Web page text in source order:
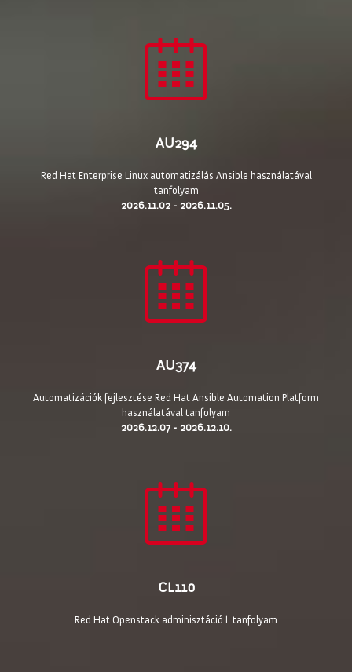
AU294
Red Hat Enterprise Linux automatizálás Ansible használatával
tanfolyam
2026.11.02 - 2026.11.05.
AU374
Automatizációk fejlesztése Red Hat Ansible Automation Platform
használatával tanfolyam
2026.12.07 - 2026.12.10.
CL110
Red Hat Openstack adminisztáció I. tanfolyam